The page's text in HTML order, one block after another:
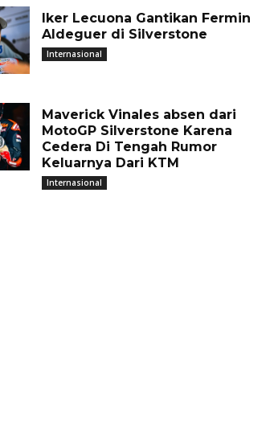
Iker Lecuona Gantikan Fermin
Aldeguer di Silverstone
Internasional
Maverick Vinales absen dari
MotoGP Silverstone Karena
Cedera Di Tengah Rumor
Keluarnya Dari KTM
Internasional